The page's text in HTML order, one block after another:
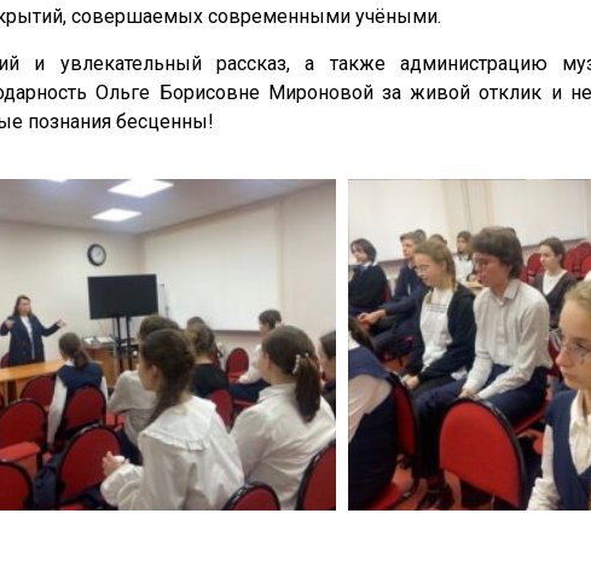
совершаемых современными учёными.
и увлекательный рассказ, а также администрацию
Ольге Борисовне Мироновой за живой отклик и
познания бесценны!